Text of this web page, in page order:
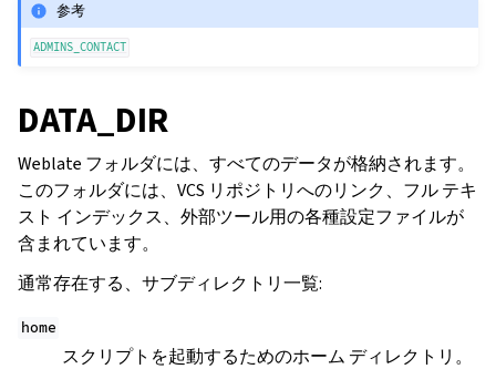
参考
ADMINS_CONTACT
DATA_DIR
Weblate フォルダには、すべてのデータが格納されます。
このフォルダには、VCS リポジトリへのリンク、フル テキ
スト インデックス、外部ツール用の各種設定ファイルが
含まれています。
通常存在する、サブディレクトリ一覧:
home
スクリプトを起動するためのホーム ディレクトリ。